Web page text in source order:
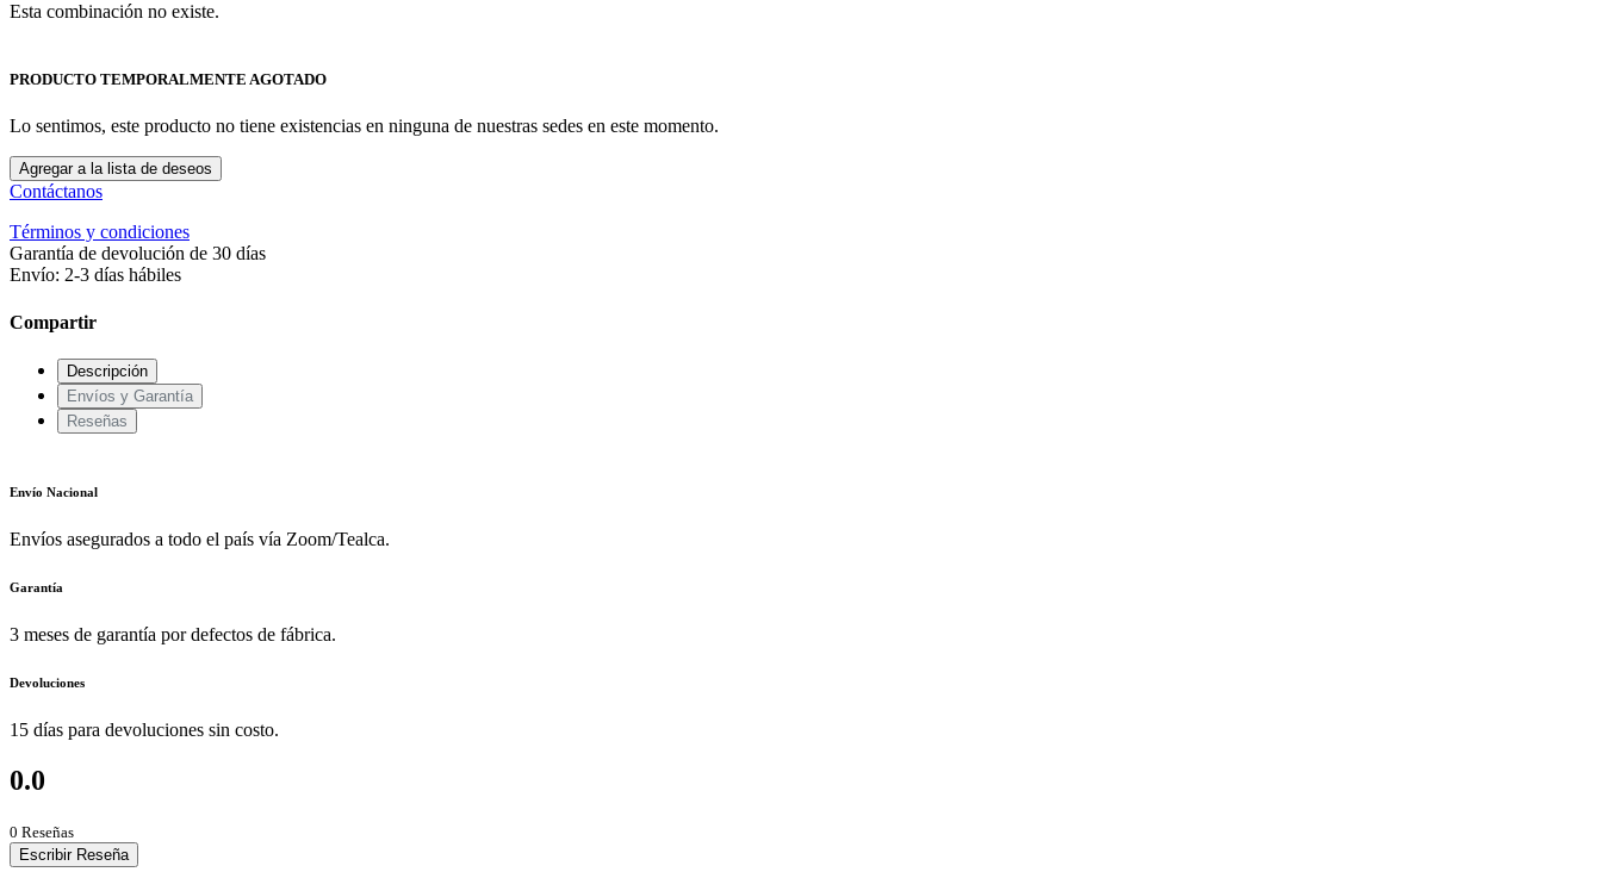
Esta combinación no existe.
PRODUCTO TEMPORALMENTE AGOTADO
Lo sentimos, este producto no tiene existencias en ninguna de nuestras sedes en este momento.
Agregar a la lista de deseos
Contáctanos
Términos y condiciones
Garantía de devolución de 30 días
Envío: 2-3 días hábiles
Compartir
Descripción
Envíos y Garantía
Reseñas
Envío Nacional
Envíos asegurados a todo el país vía Zoom/Tealca.
Garantía
3 meses de garantía por defectos de fábrica.
Devoluciones
15 días para devoluciones sin costo.
0.0
0 Reseñas
Escribir Reseña